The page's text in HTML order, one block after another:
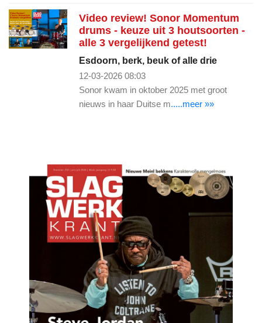
Video review! Sonor Momentum
drums - keuze uit 3 houtsoorten -
alle 3 vergelijkend getest!
Esdoorn, berk, beuk of alle drie
12-03-2026 08:03
Sonor kwam in oktober 2025 met groot
nieuws in haar Duitse m.....meer »»